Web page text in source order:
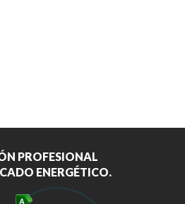
PROFESIONAL
ENERGÉTICO.